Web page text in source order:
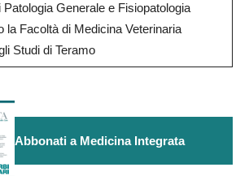
Generale e Fisiopatologia
la Facoltà di Medicina Veterinaria
Studi di Teramo
Abbonati a Medicina Integrata